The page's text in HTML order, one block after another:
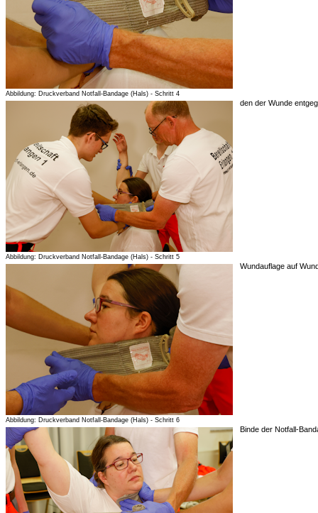
Abbildung: Druckverband Notfall-Bandage (Hals) - Schritt 4
Abbildung: Druckverband Notfall-Bandage (Hals) - Schritt 5
den der Wunde
Abbildung: Druckverband Notfall-Bandage (Hals) - Schritt 6
Wundauflage auf
Binde der Notfall-